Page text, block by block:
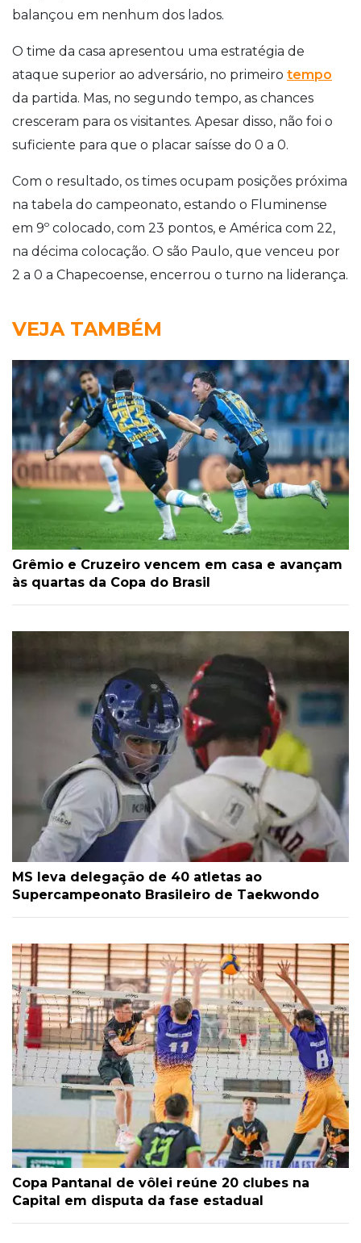
balançou em nenhum dos lados.
O time da casa apresentou uma estratégia de
ataque superior ao adversário, no primeiro tempo
da partida. Mas, no segundo tempo, as chances
cresceram para os visitantes. Apesar disso, não foi o
suficiente para que o placar saísse do 0 a 0.
Com o resultado, os times ocupam posições próxima
na tabela do campeonato, estando o Fluminense
em 9º colocado, com 23 pontos, e América com 22,
na décima colocação. O são Paulo, que venceu por
2 a 0 a Chapecoense, encerrou o turno na liderança.
VEJA TAMBÉM
Grêmio e Cruzeiro vencem em casa e avançam
às quartas da Copa do Brasil
MS leva delegação de 40 atletas ao
Supercampeonato Brasileiro de Taekwondo
Copa Pantanal de vôlei reúne 20 clubes na
Capital em disputa da fase estadual